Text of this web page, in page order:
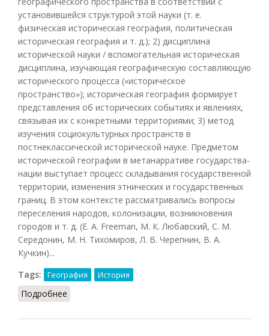
установившейся структурой этой науки (т. е.
физическая историческая география, политическая
историческая география и т. д.); 2) дисциплина
исторической науки / вспомогательная историческая
дисциплина, изучающая географическую составляющую
исторического процесса («историческое
пространство»); историческая география формирует
представления об исторических событиях и явлениях,
связывая их с конкретными территориями; 3) метод
изучения социокультурных пространств в
постнеклассической исторической науке. Предметом
исторической географии в метанарративе государства-
нации выступает процесс складывания государственной
территории, изменения этнических и государственных
границ. В этом контексте рассматривались вопросы
переселения народов, колонизации, возникновения
городов и т. д. (Е. A. Freeman, М. К. Любавский, С. М.
Середонин, М. Н. Тихомиров, Л. В. Черепнин, В. А.
Кучкин)...
Tags:
География История
Подробнее